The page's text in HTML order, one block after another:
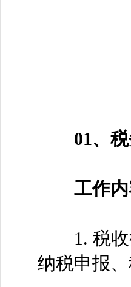
01、税
工作内
1. 税收
纳税申报